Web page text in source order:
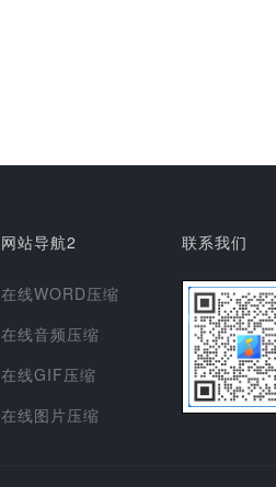
网站导航2
在线WORD压缩
在线音频压缩
在线GIF压缩
在线图片压缩
联系我们